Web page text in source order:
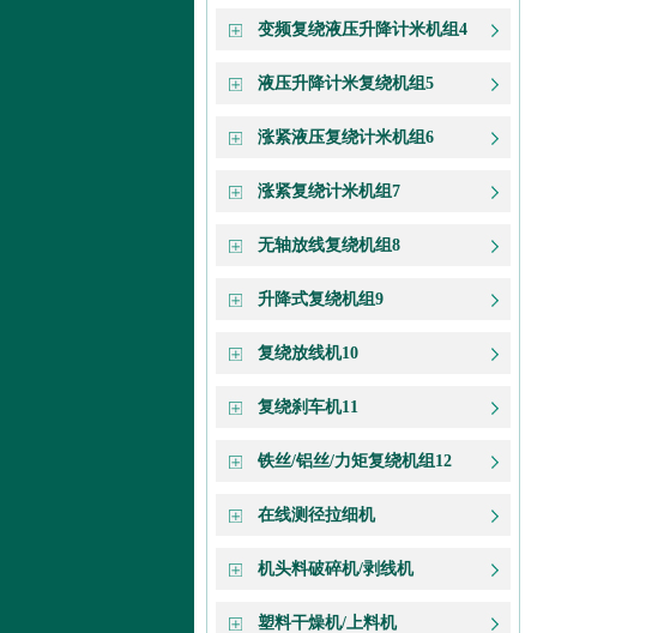
变频复绕液压升降计米机组4
液压升降计米复绕机组5
涨紧液压复绕计米机组6
涨紧复绕计米机组7
无轴放线复绕机组8
升降式复绕机组9
复绕放线机10
复绕刹车机11
铁丝/铝丝/力矩复绕机组12
在线测径拉细机
机头料破碎机/剥线机
塑料干燥机/上料机